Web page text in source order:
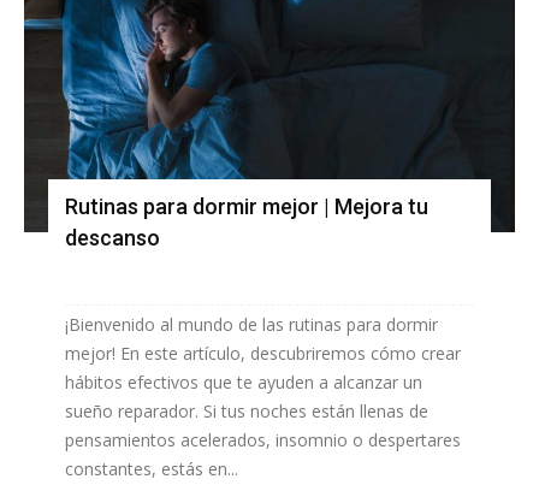
Rutinas para dormir mejor | Mejora tu
descanso
¡Bienvenido al mundo de las rutinas para dormir
mejor! En este artículo, descubriremos cómo crear
hábitos efectivos que te ayuden a alcanzar un
sueño reparador. Si tus noches están llenas de
pensamientos acelerados, insomnio o despertares
constantes, estás en...